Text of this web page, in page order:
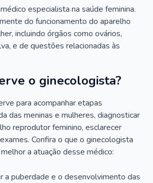
especialista na saúde feminina.
do funcionamento do aparelho
incluindo órgãos como ovários,
e de questões relacionadas às
o ginecologista?
para acompanhar etapas
das meninas e mulheres, diagnosticar
reprodutor feminino, esclarecer
Confira o que o ginecologista
a atuação desse médico:
a puberdade e o desenvolvimento das